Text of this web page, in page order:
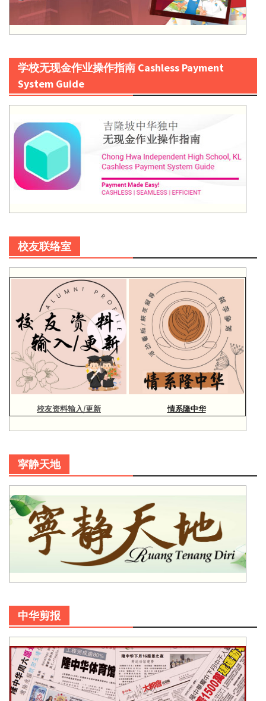
学校无现金作业操作指南 Cashless Payment
System Guide
校友联络室
校友资料输入/更新 情系隆中华
寜静天地
中华剪报